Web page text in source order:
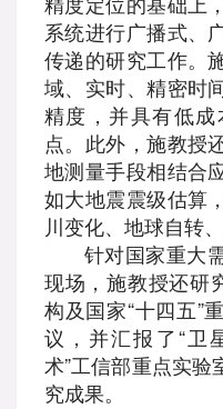
系统进行广播式、
传递的研究工作。
域、实时、精密时
精度，并具有低
点。此外，施教授
地测量手段相结合
如大地震震级估算
川变化、地球自转
针对国家重大
现场，施教授还研
构及国家“十四五”
议，并汇报了“卫
术”工信部重点实
究成果。